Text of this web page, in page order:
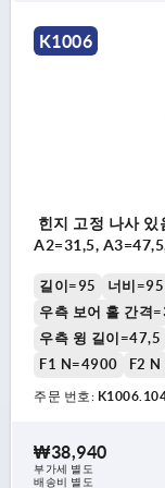
K1006
힌지 고정 나사
A2=31,5,
길이=95 너비=95
우측 보어 홀 간격
우측 윙 길이=47,5
F1 N=4900
F2
주문 번호:
₩38,940
부가세 별도
배송비 별도